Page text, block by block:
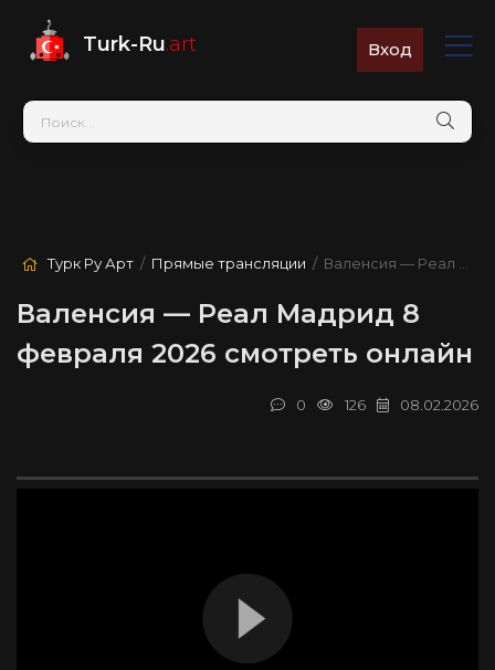
Turk-Ru.art Вход
Турк Ру Арт / Прямые трансляции / Валенсия — Реал Мадрид
Валенсия — Реал Мадрид 8
февраля 2026 смотреть онлайн
08.02.2026
126
0